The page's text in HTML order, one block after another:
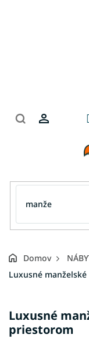
Domov
Luxusné
Luxusné
priestorom